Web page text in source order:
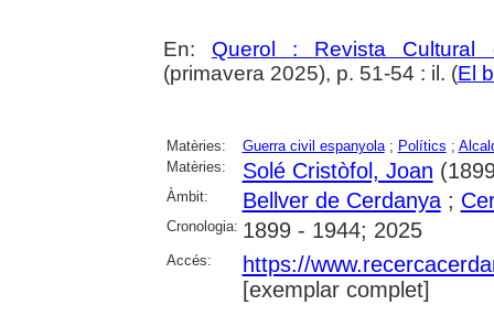
En: Querol : Revista Cultural
(primavera 2025), p. 51-54 : il. (El
Matèries: Guerra civil espanyola; Polítics ;
Matèries:
Solé Cristòfol, Joan
Àmbit: Bellver de Cerdanya;
Cronologia: 1899 - 1944; 2025
Accés:
https://
[exemplar complet]